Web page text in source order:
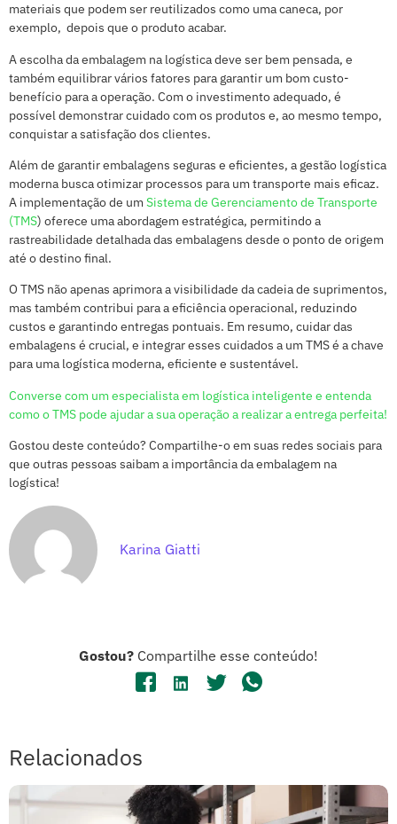
materiais que podem ser reutilizados como uma caneca, por
exemplo, depois que o produto acabar.
A escolha da embalagem na logística deve ser bem pensada, e
também equilibrar vários fatores para garantir um bom custo-
benefício para a operação. Com o investimento adequado, é
possível demonstrar cuidado com os produtos e, ao mesmo tempo,
conquistar a satisfação dos clientes.
Além de garantir embalagens seguras e eficientes, a gestão logística
moderna busca otimizar processos para um transporte mais eficaz.
A implementação de um Sistema de Gerenciamento de Transporte
(TMS) oferece uma abordagem estratégica, permitindo a
rastreabilidade detalhada das embalagens desde o ponto de origem
até o destino final.
O TMS não apenas aprimora a visibilidade da cadeia de suprimentos,
mas também contribui para a eficiência operacional, reduzindo
custos e garantindo entregas pontuais. Em resumo, cuidar das
embalagens é crucial, e integrar esses cuidados a um TMS é a chave
para uma logística moderna, eficiente e sustentável.
Converse com um especialista em logística inteligente e entenda
como o TMS pode ajudar a sua operação a realizar a entrega perfeita!
Gostou deste conteúdo? Compartilhe-o em suas redes sociais para
que outras pessoas saibam a importância da embalagem na
logística!
Karina Giatti
Gostou? Compartilhe esse conteúdo!
Relacionados